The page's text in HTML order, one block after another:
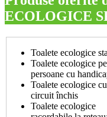
ECOLOGICE
Toalete ecologice
Toalete ecologice
persoane cu
Toalete ecologice cu
circuit închis
Toalete ecologice